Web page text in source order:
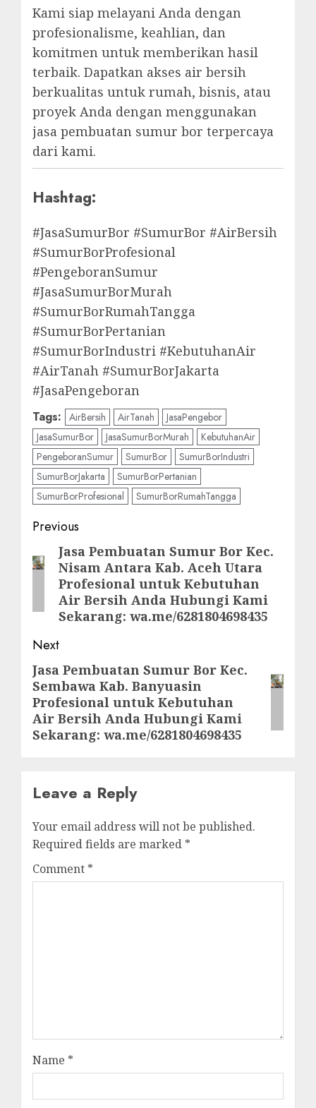
Kami siap melayani Anda dengan
profesionalisme, keahlian, dan
komitmen untuk memberikan hasil
terbaik. Dapatkan akses air bersih
berkualitas untuk rumah, bisnis, atau
proyek Anda dengan menggunakan
jasa pembuatan sumur bor terpercaya
dari kami.
Hashtag:
#JasaSumurBor #SumurBor #AirBersih
#SumurBorProfesional
#PengeboranSumur
#JasaSumurBorMurah
#SumurBorRumahTangga
#SumurBorPertanian
#SumurBorIndustri #KebutuhanAir
#AirTanah #SumurBorJakarta
#JasaPengeboran
Tags: AirBersih AirTanah
JasaPengebor
JasaSumurBor
JasaSumurBorMurah
KebutuhanAir
PengeboranSumur
SumurBor
SumurBorIndustri
SumurBorJakarta
SumurBorPertanian
SumurBorProfesional
SumurBorRumahTangga
Post
navigation
Previous
Previous
post:
Jasa Pembuatan Sumur Bor Kec.
Nisam Antara Kab. Aceh Utara
Profesional untuk Kebutuhan
Air Bersih Anda Hubungi Kami
Sekarang: wa.me/6281804698435
Next
Next
post:
Jasa Pembuatan Sumur Bor Kec.
Sembawa Kab. Banyuasin
Profesional untuk Kebutuhan
Air Bersih Anda Hubungi Kami
Sekarang: wa.me/6281804698435
Leave a Reply
Your email address will not be published.
Required fields are marked *
Comment *
Name *